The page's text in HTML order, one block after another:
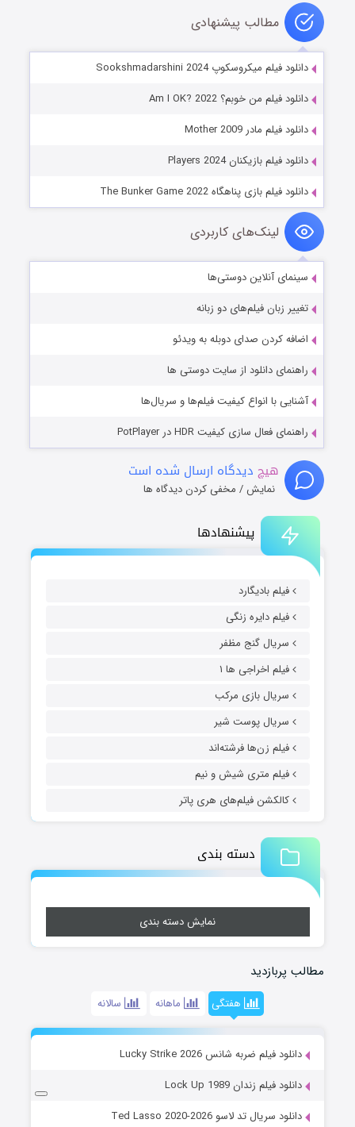
پیشنهادها
فیلم بادیگارد
فیلم دایره زنگی
سریال گنج مظفر
فیلم اخراجی ها ۱
سریال بازی مرکب
سریال پوست شیر
فیلم زن‌ها فرشته‌اند
فیلم متری شیش و نیم
کالکشن فیلم‌های هری پاتر
دسته بندی
نمایش دسته بندی
مطالب پربازدید
هفتگی ماهانه سالانه
دانلود فیلم ضربه شانس Lucky Strike 2026
دانلود فیلم زندان Lock Up 1989
دانلود سریال تد لاسو Ted Lasso 2020-2026
مطالب پیشنهادی
دانلود فیلم میکروسکوپ Sookshmadarshini 2024
دانلود فیلم من خوبم؟ Am I OK? 2022
دانلود فیلم مادر Mother 2009
دانلود فیلم بازیکنان Players 2024
دانلود فیلم بازی پناهگاه The Bunker Game 2022
لینک‌های کاربردی
سینمای آنلاین دوستی‌ها
تغییر زبان فیلم‌های دو زبانه
اضافه کردن صدای دوبله به ویدئو
راهنمای دانلود از سایت دوستی ها
آشنایی با انواع کیفیت فیلم‌ها و سریال‌ها
راهنمای فعال سازی کیفیت HDR در PotPlayer
هیچ دیدگاه ارسال شده است
نمایش / مخفی کردن دیدگاه ها